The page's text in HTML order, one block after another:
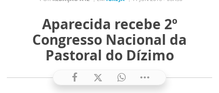
Aparecida recebe 2º
Congresso Nacional da
Pastoral do Dízimo